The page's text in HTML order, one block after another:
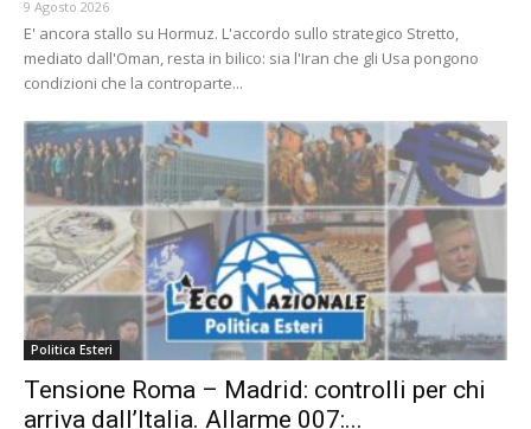
9 Agosto 2026
E' ancora stallo su Hormuz. L'accordo sullo strategico Stretto,
mediato dall'Oman, resta in bilico: sia l'Iran che gli Usa pongono
condizioni che la controparte...
Politica Esteri
Tensione Roma – Madrid: controlli per chi
arriva dall’Italia. Allarme 007:...